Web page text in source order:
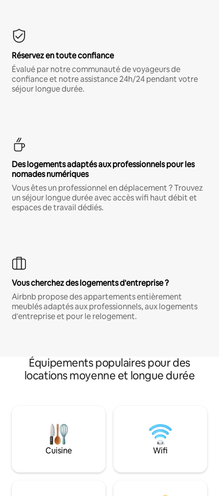
Réservez en toute confiance
Évalué par notre communauté de voyageurs de
confiance et notre assistance 24h/24 pendant votre
séjour longue durée.
Des logements adaptés aux professionnels pour les
nomades numériques
Vous êtes un professionnel en déplacement ? Trouvez
un séjour longue durée avec accès wifi haut débit et
espaces de travail dédiés.
Vous cherchez des logements d'entreprise ?
Airbnb propose des appartements entièrement
meublés adaptés aux professionnels, aux logements
d'entreprise et pour le relogement.
Équipements populaires pour des
locations moyenne et longue durée
Cuisine Wifi